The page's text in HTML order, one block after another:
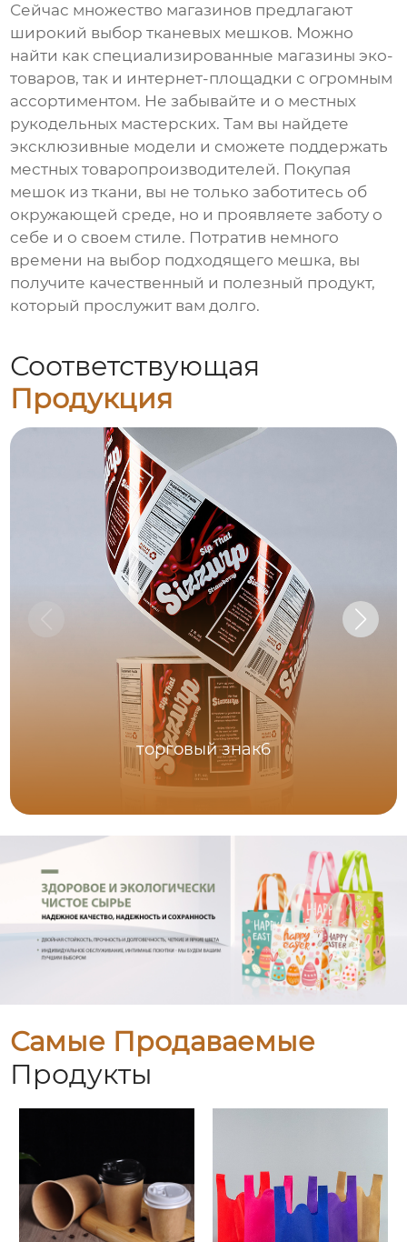
Сейчас множество магазинов предлагают
широкий выбор тканевых мешков. Можно
найти как специализированные магазины эко-
товаров, так и интернет-площадки с огромным
ассортиментом. Не забывайте и о местных
рукодельных мастерских. Там вы найдете
эксклюзивные модели и сможете поддержать
местных товаропроизводителей. Покупая
мешок из ткани, вы не только заботитесь об
окружающей среде, но и проявляете заботу о
себе и о своем стиле. Потратив немного
времени на выбор подходящего мешка, вы
получите качественный и полезный продукт,
который прослужит вам долго.
Соответствующая
Продукция
торговый знак6
Самые Продаваемые
Продукты